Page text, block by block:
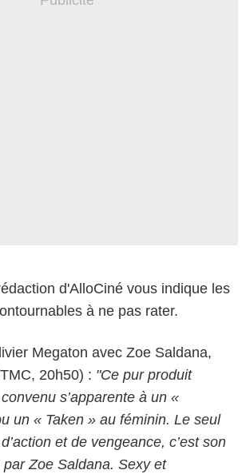
d'AlloCiné vous indique les
à ne pas rater.
Megaton avec Zoe Saldana,
20h50) : "Ce pur produit
s’apparente à un «
un « Taken » au féminin. Le seul
et de vengeance, c’est son
Zoe Saldana. Sexy et